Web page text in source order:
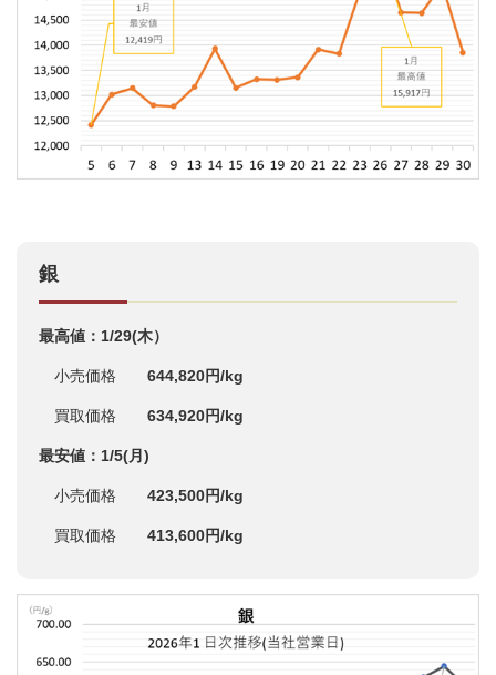
銀
最高値：1/29(木）
小売価格 644,820円/kg
買取価格 634,920円/kg
最安値：1/5(月)
小売価格 423,500円/kg
買取価格 413,600円/kg